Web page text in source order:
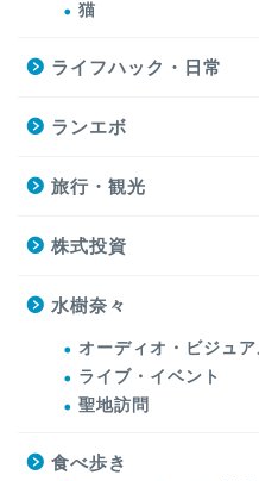
猫
ライフハック・日常
ランエボ
旅行・観光
株式投資
水樹奈々
オーディオ・ビジュ
ライブ・イベント
聖地訪問
食べ歩き